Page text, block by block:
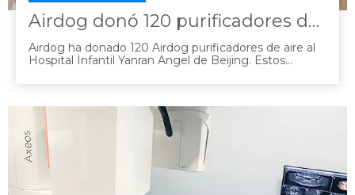
Airdog donó 120 purificadores de aire al Hospital Infantil Yanran Angel
Airdog ha donado 120 Airdog purificadores de aire al
Hospital Infantil Yanran Angel de Beijing. Estos
pneumoniae y los virus del herpes humano en una
tasa del 99,99%. El ruido de funcionamiento es
extremadamente bajo y no hay consumibles. No es
necesario reemplazar los filtros con frecuencia, lo que
les permite funcionar de manera silenciosa y estable
durante todo el día, lo que reduce efectivamente la
carga de trabajo del personal médico.